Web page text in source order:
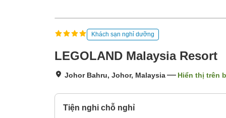
Khách sạn nghỉ dưỡng
LEGOLAND Malaysia Resort
Johor Bahru, Johor, Malaysia Hiển thị trên
Tiện nghi chỗ nghỉ